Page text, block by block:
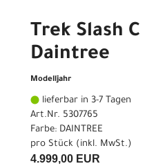
Trek Slash C
Daintree
Modelljahr
lieferbar in 3-7 Tagen
Art.Nr. 5307765
Farbe: DAINTREE
pro Stück (inkl. MwSt.)
4.999,00 EUR